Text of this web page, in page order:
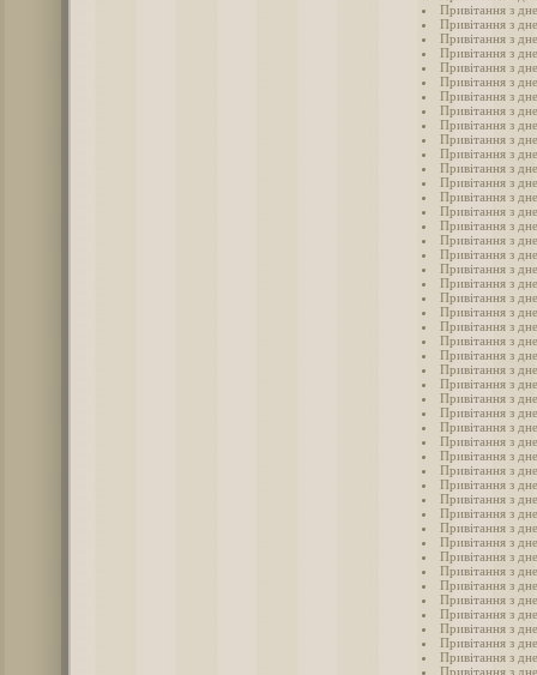
Привітання з
Привітання з
Привітання з
Привітання з
Привітання з
Привітання з
Привітання з
Привітання з
Привітання з
Привітання з
Привітання з
Привітання з
Привітання з
Привітання з
Привітання з
Привітання з
Привітання з
Привітання з
Привітання з
Привітання з
Привітання з
Привітання з
Привітання з
Привітання з
Привітання з
Привітання з
Привітання з
Привітання з
Привітання з
Привітання з
Привітання з
Привітання з
Привітання з
Привітання з
Привітання з
Привітання з
Привітання з
Привітання з
Привітання з
Привітання з
Привітання з
Привітання з
Привітання з
Привітання з
Привітання з
Привітання з
Привітання з